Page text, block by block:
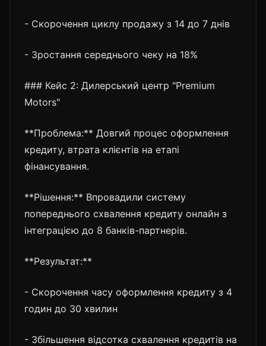
- Скорочення циклу продажу з 14 до 7 днів
- Зростання середнього чеку на 18%
### Кейс 2: Дилерський центр "Premium
Motors"
**Проблема:** Довгий процес оформлення
кредиту, втрата клієнтів на етапі
фінансування.
**Рішення:** Впровадили систему
попереднього схвалення кредиту онлайн з
інтеграцією до 8 банків-партнерів.
**Результат:**
- Скорочення часу оформлення кредиту з 4
годин до 30 хвилин
- Збільшення відсотка схвалення кредитів на